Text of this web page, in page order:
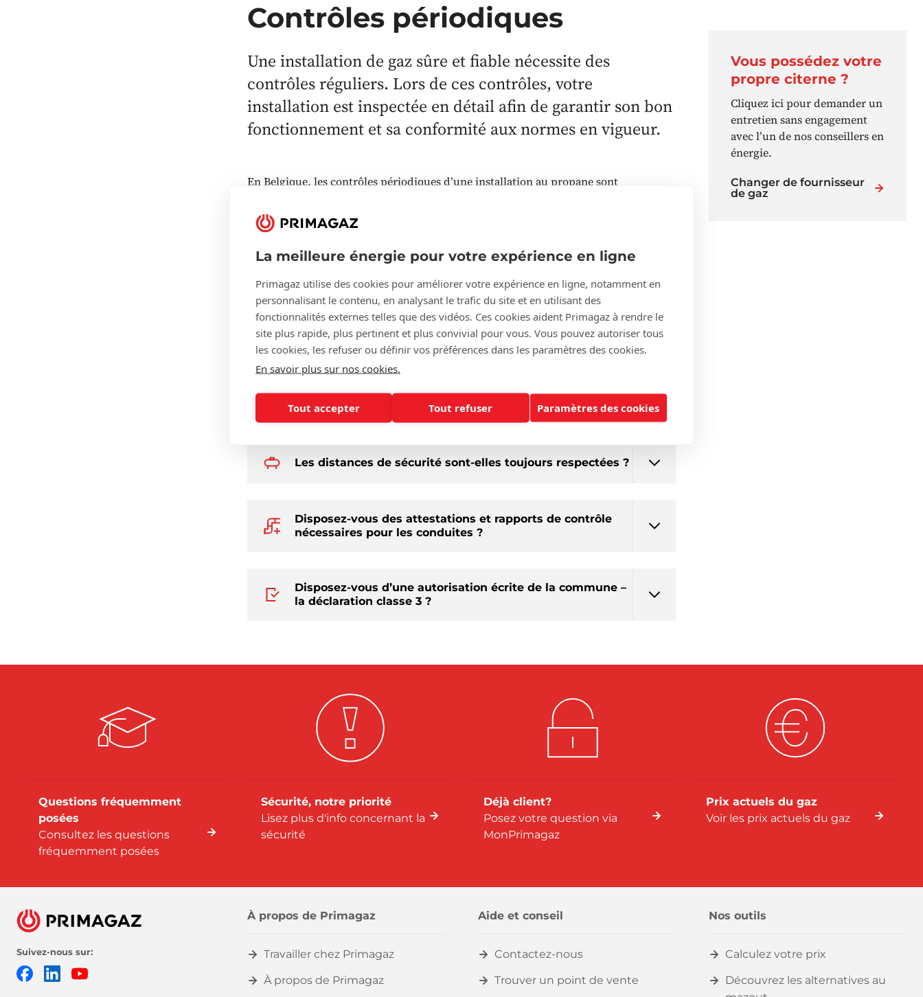
La meilleure énergie pour votre expérience en ligne
Primagaz utilise des cookies pour améliorer votre expérience en ligne, notamment en
personnalisant le contenu, en analysant le trafic du site et en utilisant des
fonctionnalités externes telles que des vidéos. Ces cookies aident Primagaz à rendre le
site plus rapide, plus pertinent et plus convivial pour vous. Vous pouvez autoriser tous
les cookies, les refuser ou définir vos préférences dans les paramètres des cookies.
En savoir plus sur nos cookies.
Tout accepter Tout refuser Paramètres des cookies
Contrôles périodiques
Une installation de gaz sûre et fiable nécessite des
contrôles réguliers. Lors de ces contrôles, votre
installation est inspectée en détail afin de garantir son bon
fonctionnement et sa conformité aux normes en vigueur.
En Belgique, les contrôles périodiques d’une installation au propane sont
législation et à la réglementation applicables.
Ces contrôles doivent être réalisés par un organisme de contrôle agréé.
type d’installation, il peut s’agir de contrôles annuels ou quinquennaux.
Vous possédez votre
propre citerne ?
Cliquez ici pour demander un
entretien sans engagement
avec l’un de nos conseillers en
énergie.
Changer de fournisseur
de gaz
Comment bien préparer le
contrôle ?
Pour que le contrôle de votre citerne de propane se déroule dans les meilleures
conditions, il est conseillé de vérifier les points suivants au préalable :
Les distances de sécurité sont-elles toujours respectées ?
Disposez-vous des attestations et rapports de contrôle
nécessaires pour les conduites ?
Disposez-vous d’une autorisation écrite de la commune –
la déclaration classe 3 ?
Questions fréquemment
posées
Consultez les questions
fréquemment posées
Sécurité, notre priorité
Lisez plus d'info concernant la
sécurité
Déjà client?
Posez votre question via
MonPrimagaz
Prix actuels du gaz
Voir les prix actuels du gaz
Suivez-nous sur:
Facebook
LinkedIn
À propos de Primagaz
Travailler chez Primagaz
À propos de Primagaz
Aide et conseil
Contactez-nous
Trouver un point de vente
Nos outils
Calculez votre prix
Découvrez les alternatives au